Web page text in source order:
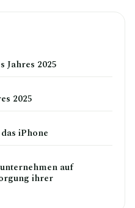
Jahres 2025
2025
iPhone
auf
ihrer